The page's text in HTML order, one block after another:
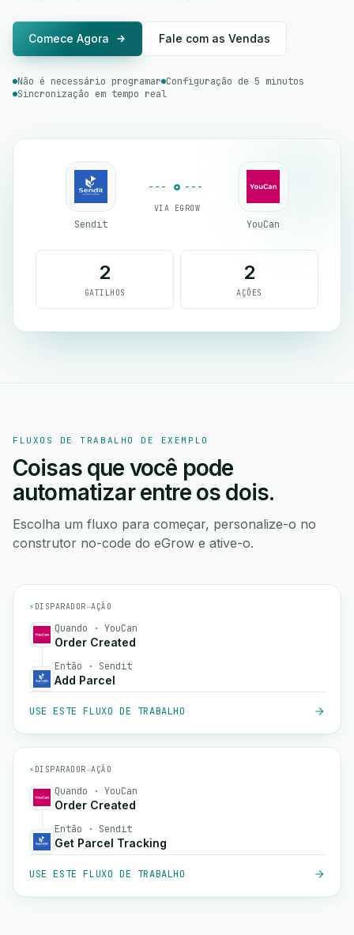
Comece Agora Fale com as Vendas
Não é necessário programar Configuração de 5 minutos
Sincronização em tempo real
Sendit
VIA EGROW
YouCan
2
GATILHOS
2
AÇÕES
FLUXOS DE TRABALHO DE EXEMPLO
Coisas que você pode
automatizar entre os dois.
Escolha um fluxo para começar, personalize-o no
construtor no-code do eGrow e ative-o.
⚡ DISPARADOR→AÇÃO
Quando · YouCan
Order Created
Então · Sendit
Add Parcel
USE ESTE FLUXO DE TRABALHO
⚡ DISPARADOR→AÇÃO
Quando · YouCan
Order Created
Então · Sendit
Get Parcel Tracking
USE ESTE FLUXO DE TRABALHO